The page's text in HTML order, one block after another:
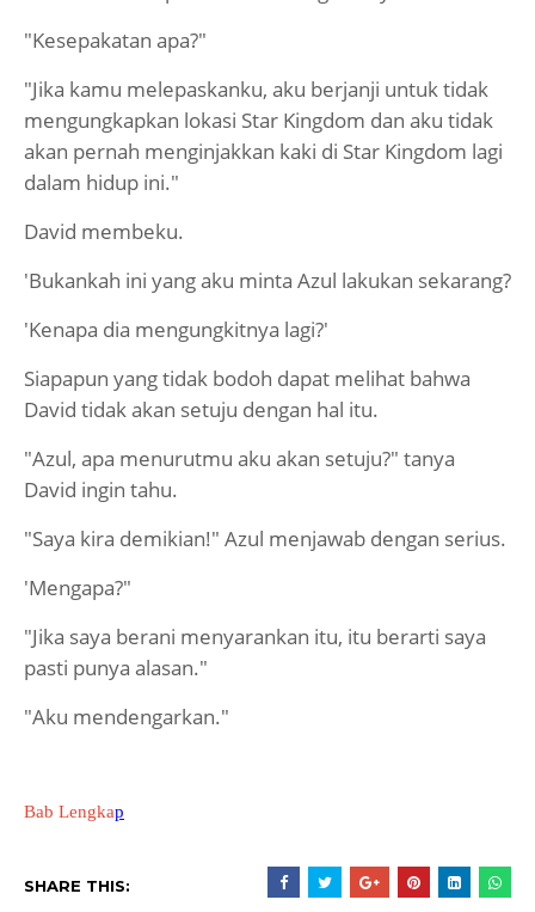
"Kesepakatan apa?"
"Jika kamu melepaskanku, aku berjanji untuk tidak
mengungkapkan lokasi Star Kingdom dan aku tidak
akan pernah menginjakkan kaki di Star Kingdom lagi
dalam hidup ini."
David membeku.
'Bukankah ini yang aku minta Azul lakukan sekarang?
'Kenapa dia mengungkitnya lagi?'
Siapapun yang tidak bodoh dapat melihat bahwa
David tidak akan setuju dengan hal itu.
"Azul, apa menurutmu aku akan setuju?" tanya
David ingin tahu.
"Saya kira demikian!" Azul menjawab dengan serius.
'Mengapa?"
"Jika saya berani menyarankan itu, itu berarti saya
pasti punya alasan."
"Aku mendengarkan."
Bab Lengkap
SHARE THIS: